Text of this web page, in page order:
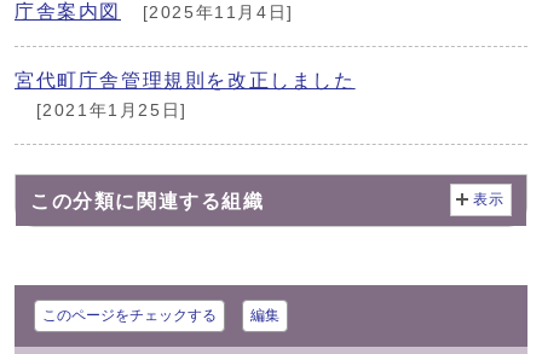
庁舎案内図 [2025年11月4日]
宮代町庁舎管理規則を改正しました
[2021年1月25日]
この分類に関連する組織 表示
このページをチェックする 編集